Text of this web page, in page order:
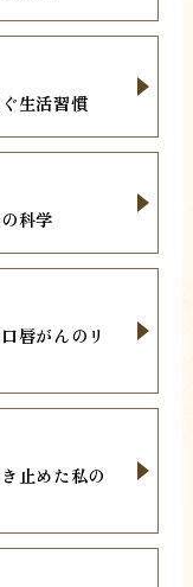
生活習慣
科学
唇がんのリ
止めた私の